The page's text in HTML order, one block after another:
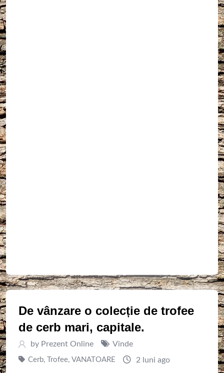
De vânzare o colecție de trofee
de cerb mari, capitale.
by Prezent Online Vinde
Cerb, Trofee, VANATOARE 2 luni ago